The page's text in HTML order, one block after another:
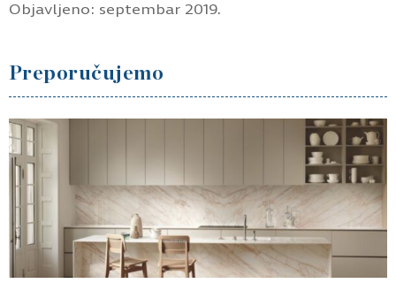
Objavljeno: septembar 2019.
Preporučujemo